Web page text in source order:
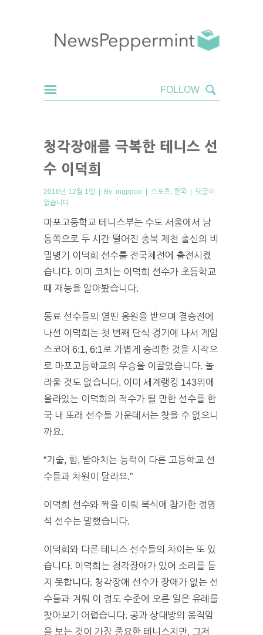
청각장애를 극복한 테니스 선
수 이덕희
2016년 12월 1일 | By: ingppoo | 스포츠 한국 | 댓글이
없습니다
마포고등학교 테니스부는 수도 서울에서 남
동쪽으로 두 시간 떨어진 충북 제천 출신의 비
밀병기 이덕희 선수를 전국체전에 출전시켰
습니다. 이미 코치는 이덕희 선수가 초등학교
때 재능을 알아봤습니다.
동료 선수들의 열띤 응원을 받으며 결승전에
나선 이덕희는 첫 번째 단식 경기에 나서 게임
스코어 6:1, 6:1로 가볍게 승리한 것을 시작으
로 마포고등학교의 우승을 이끌었습니다. 놀
라울 것도 없습니다. 이미 세계랭킹 143위에
올라있는 이덕희의 적수가 될 만한 선수를 한
국 내 또래 선수들 가운데서는 찾을 수 없으니
까요.
“기술, 힘, 받아치는 능력이 다른 고등학교 선
수들과 차원이 달라요.”
이덕희 선수와 짝을 이뤄 복식에 참가한 정영
석 선수는 말했습니다.
이덕희와 다른 테니스 선수들의 차이는 또 있
습니다. 이덕희는 청각장애가 있어 소리를 듣
지 못합니다. 청각장애 선수가 장애가 없는 선
수들과 겨뤄 이 정도 수준에 오른 일은 유례를
찾아보기 어렵습니다. 공과 상대방의 움직임
을 보는 것이 가장 중요한 테니스지만, 그저